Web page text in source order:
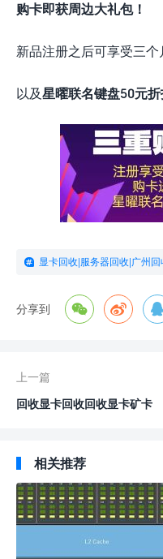
购卡即获周边大礼包！
新品注册之后可享受三个
以及星曜联名键盘50元
显卡回收|服务器回收|广州
分享到
上一篇
回收显卡回收回收显卡矿卡
相关推荐